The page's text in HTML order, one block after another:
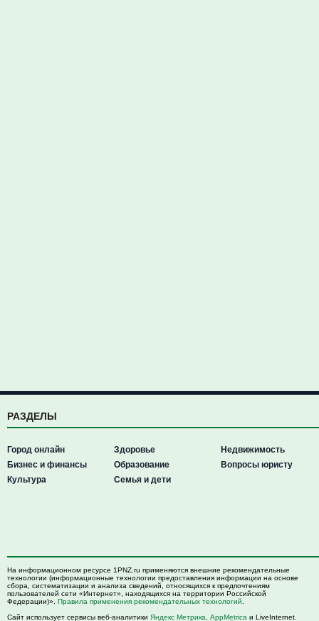
РАЗДЕЛЫ
Город онлайн
Бизнес и финансы
Культура
Здоровье
Образование
Семья и дети
Недвижимость
Вопросы юристу
На информационном ресурсе 1PNZ.ru применяются внешние рекомендательные
технологии (информационные технологии предоставления информации на основе
сбора, систематизации и анализа сведений, относящихся к предпочтениям
пользователей сети «Интернет», находящихся на территории Российской
Федерации)». Правила применения рекомендательных технологий
Сайт использует сервисы веб-аналитики Яндекс Метрика AppMetrica и LiveInternet.